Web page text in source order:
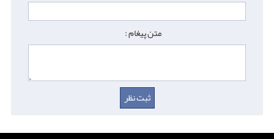
متن پیغام :